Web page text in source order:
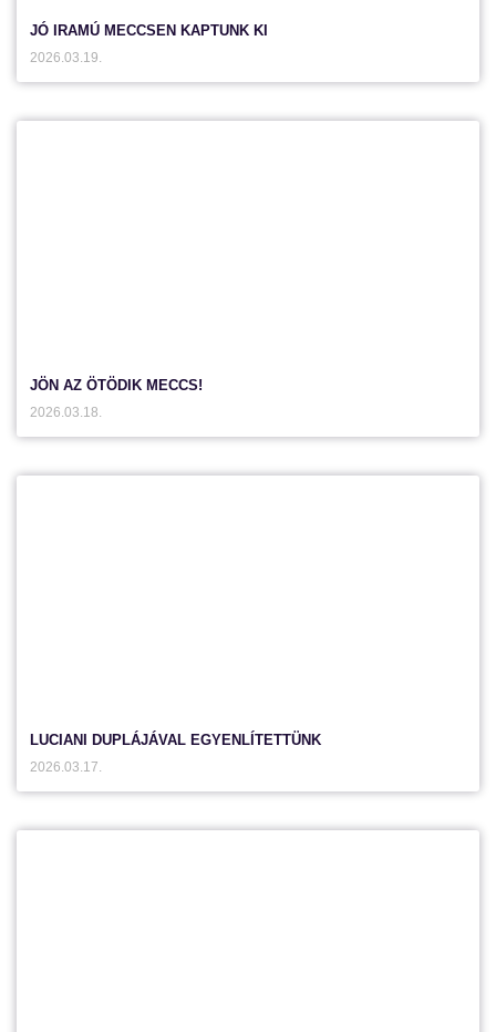
JÓ IRAMÚ MECCSEN KAPTUNK KI
2026.03.19.
JÖN AZ ÖTÖDIK MECCS!
2026.03.18.
LUCIANI DUPLÁJÁVAL EGYENLÍTETTÜNK
2026.03.17.